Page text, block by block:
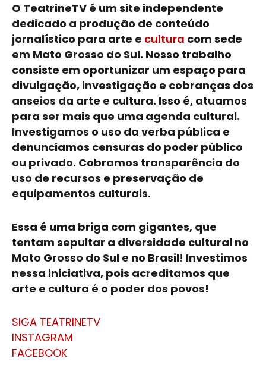
O TeatrineTV é um site independente
dedicado a produção de conteúdo
jornalístico para arte e cultura com sede
em Mato Grosso do Sul. Nosso trabalho
consiste em oportunizar um espaço para
divulgação, investigação e cobranças dos
anseios da arte e cultura. Isso é, atuamos
para ser mais que uma agenda cultural.
Investigamos o uso da verba pública e
denunciamos censuras do poder público
ou privado. Cobramos transparência do
uso de recursos e preservação de
equipamentos culturais.
Essa é uma briga com gigantes, que
tentam sepultar a diversidade cultural no
Mato Grosso do Sul e no Brasil! Investimos
nessa iniciativa, pois acreditamos que
arte e cultura é o poder dos povos!
SIGA TEATRINETV
INSTAGRAM
FACEBOOK